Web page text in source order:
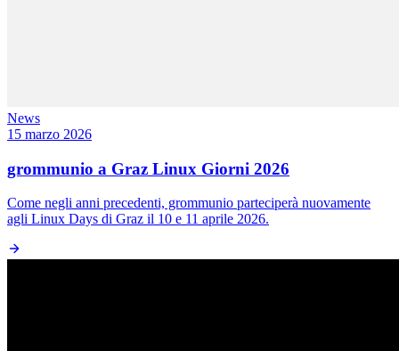
News
15 marzo 2026
grommunio a Graz Linux Giorni 2026
Come negli anni precedenti, grommunio parteciperà nuovamente
agli Linux Days di Graz il 10 e 11 aprile 2026.